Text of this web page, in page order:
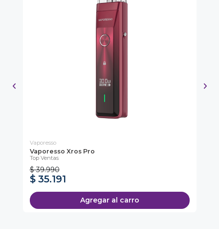
Vaporesso
Vaporesso Xros Pro
Top Ventas
$ 39.990
$ 35.191
Agregar al carro